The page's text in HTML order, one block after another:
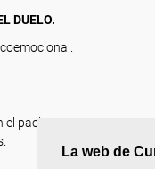
La web de
DUELO.
paciente.